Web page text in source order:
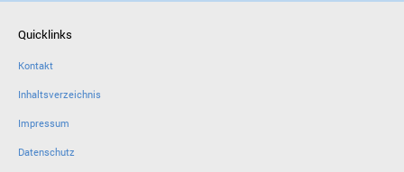
Quicklinks
Kontakt
Inhaltsverzeichnis
Impressum
Datenschutz